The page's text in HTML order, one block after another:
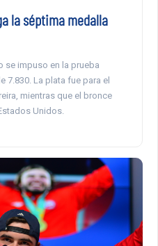
la séptima medalla
se impuso en la prueba
7.830. La plata fue para el
mientras que el bronce
Unidos.